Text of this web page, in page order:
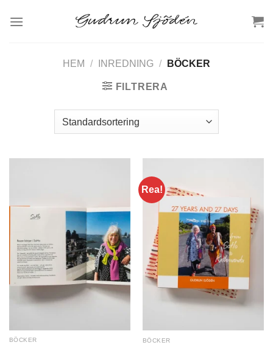
HEM / INREDNING / BÖCKER
FILTRERA
BÖCKER
Rea!
BÖCKER